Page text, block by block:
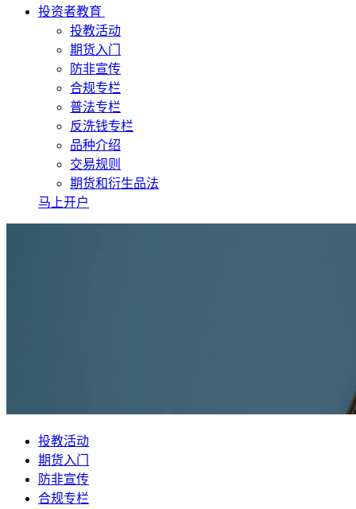
投资者教育
投教活动
期货入门
防非宣传
合规专栏
普法专栏
反洗钱专栏
品种介绍
交易规则
期货和衍生品法
马上开户
投教活动
期货入门
防非宣传
合规专栏